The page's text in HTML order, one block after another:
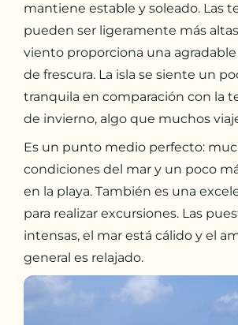
mantiene estable y soleado. Las
pueden ser ligeramente más
viento proporciona una
de frescura. La isla se siente un
tranquila en comparación con la
de invierno, algo que muchos
Es un punto medio perfecto:
condiciones del mar y un poco
en la playa. También es una
para realizar excursiones. Las
intensas, el mar está cálido y el
general es relajado.